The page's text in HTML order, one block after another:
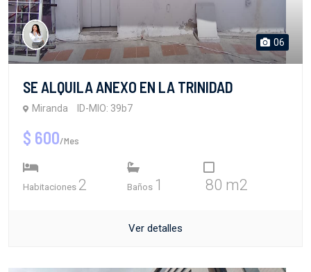
06
SE ALQUILA ANEXO EN LA TRINIDAD
Miranda ID-MIO: 39b7
$ 600/Mes
Habitaciones 2 Baños 1 80 m2
Ver detalles